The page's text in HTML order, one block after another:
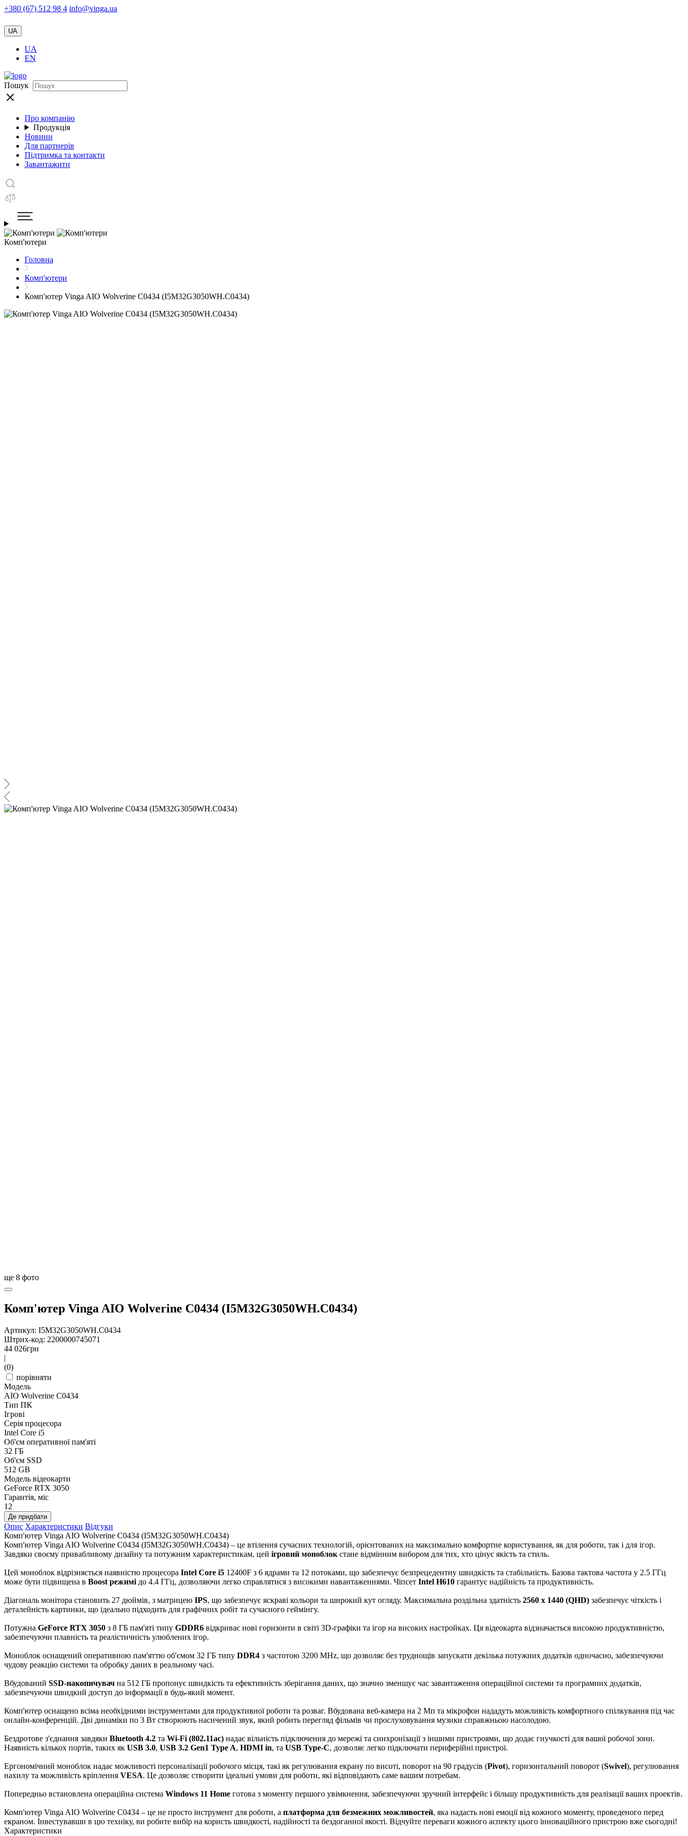
+380 (67) 512 98 4 info@vinga.ua
UA
UA
EN
Пошук
Про компанію
Продукція
Новини
Для партнерів
Підтримка та контакти
Завантажити
Комп'ютери
Головна
Комп'ютери
Комп'ютер Vinga AIO Wolverine C0434 (I5M32G3050WH.C0434)
ще 8 фото
Комп'ютер Vinga AIO Wolverine C0434 (I5M32G3050WH.C0434)
Артикул: I5M32G3050WH.C0434
Штрих-код: 2200000745071
44 026грн
|
(0)
порівняти
Модель
AIO Wolverine C0434
Тип ПК
Ігрові
Серія процесора
Intel Core i5
Об'єм оперативної пам'яті
32 ГБ
Об'єм SSD
512 GB
Модель відеокарти
GeForce RTX 3050
Гарантія, міс
12
Де придбати
Опис Характеристики Відгуки
Комп'ютер Vinga AIO Wolverine C0434 (I5M32G3050WH.C0434)
Комп'ютер Vinga AIO Wolverine C0434 (I5M32G3050WH.C0434) – це втілення сучасних технологій, орієнтованих на максимально комфортне користування, як для роботи, так і для ігор.
Завдяки своєму привабливому дизайну та потужним характеристикам, цей ігровий моноблок стане відмінним вибором для тих, хто цінує якість та стиль.
Цей моноблок відрізняється наявністю процесора Intel Core i5 12400F з 6 ядрами та 12 потоками, що забезпечує безпрецедентну швидкість та стабільність. Базова тактова частота у 2.5 ГГц
може бути підвищена в Boost режимі до 4.4 ГГц, дозволяючи легко справлятися з високими навантаженнями. Чіпсет Intel H610 гарантує надійність та продуктивність.
Діагональ монітора становить 27 дюймів, з матрицею IPS, що забезпечує яскраві кольори та широкий кут огляду. Максимальна роздільна здатність 2560 x 1440 (QHD) забезпечує чіткість і
деталейність картинки, що ідеально підходить для графічних робіт та сучасного геймінгу.
Потужна GeForce RTX 3050 з 8 ГБ пам'яті типу GDDR6 відкриває нові горизонти в світі 3D-графіки та ігор на високих настройках. Ця відеокарта відзначається високою продуктивністю,
забезпечуючи плавність та реалістичність улюблених ігор.
Моноблок оснащений оперативною пам'яттю об'ємом 32 ГБ типу DDR4 з частотою 3200 MHz, що дозволяє без труднощів запускати декілька потужних додатків одночасно, забезпечуючи
чудову реакцію системи та обробку даних в реальному часі.
Вбудований SSD-накопичувач на 512 ГБ пропонує швидкість та ефективність зберігання даних, що значно зменшує час завантаження операційної системи та програмних додатків,
забезпечуючи швидкий доступ до інформації в будь-який момент.
Комп'ютер оснащено всіма необхідними інструментами для продуктивної роботи та розваг. Вбудована веб-камера на 2 Мп та мікрофон нададуть можливість комфортного спілкування під час
онлайн-конференцій. Дві динаміки по 3 Вт створюють насичений звук, який робить перегляд фільмів чи прослуховування музики справжньою насолодою.
Бездротове з'єднання завдяки Bluetooth 4.2 та Wi-Fi (802.11ac) надає вільність підключення до мережі та синхронізації з іншими пристроями, що додає гнучкості для вашої робочої зони.
Наявність кількох портів, таких як USB 3.0, USB 3.2 Gen1 Type A, HDMI in, та USB Type-C, дозволяє легко підключати периферійні пристрої.
Ергономічний моноблок надає можливості персоналізації робочого місця, такі як регулювання екрану по висоті, поворот на 90 градусів (Pivot), горизонтальний поворот (Swivel), регулювання
нахилу та можливість кріплення VESA. Це дозволяє створити ідеальні умови для роботи, які відповідають саме вашим потребам.
Попередньо встановлена операційна система Windows 11 Home готова з моменту першого увімкнення, забезпечуючи зручний інтерфейс і більшу продуктивність для реалізації ваших проектів.
Комп'ютер Vinga AIO Wolverine C0434 – це не просто інструмент для роботи, а платформа для безмежних можливостей, яка надасть нові емоції від кожного моменту, проведеного перед
екраном. Інвестувавши в цю техніку, ви робите вибір на користь швидкості, надійності та бездоганної якості. Відчуйте переваги кожного аспекту цього інноваційного пристрою вже сьогодні!
Характеристики